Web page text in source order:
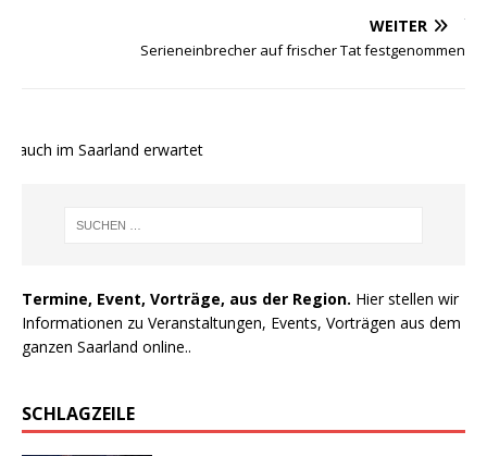
WEITER
Serieneinbrecher auf frischer Tat festgenommen
im Saarland erwartet
Termine, Event, Vorträge, aus der Region. Hier stellen wir
Informationen zu Veranstaltungen, Events, Vorträgen aus dem
ganzen Saarland online..
SCHLAGZEILE